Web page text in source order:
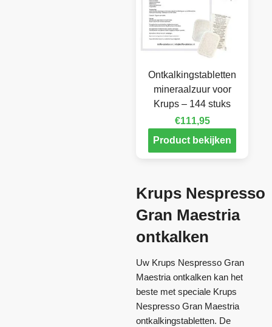
Ontkalkingstabletten
mineraalzuur voor
Krups – 144 stuks
€111,95
Product bekijken
Krups Nespresso
Gran Maestria
ontkalken
Uw Krups Nespresso Gran
Maestria ontkalken kan het
beste met speciale Krups
Nespresso Gran Maestria
ontkalkingstabletten. De